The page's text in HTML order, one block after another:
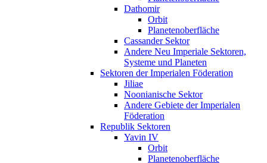
Dathomir
Orbit
Planetenoberfläche
Cassander Sektor
Andere Neu Imperiale Sektoren,
Systeme und Planeten
Sektoren der Imperialen Föderation
Jiliae
Noonianische Sektor
Andere Gebiete der Imperialen
Föderation
Republik Sektoren
Yavin IV
Orbit
Planetenoberfläche